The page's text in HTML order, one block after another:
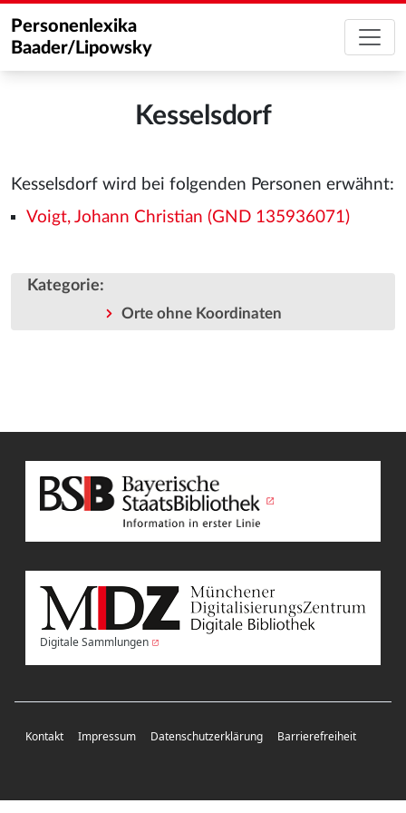
Personenlexika
Baader/Lipowsky
Kesselsdorf
Kesselsdorf wird bei folgenden Personen erwähnt:
Voigt, Johann Christian (GND 135936071)
Kategorie:
Orte ohne Koordinaten
Digitale Sammlungen
Kontakt Impressum Datenschutzerklärung Barrierefreiheit